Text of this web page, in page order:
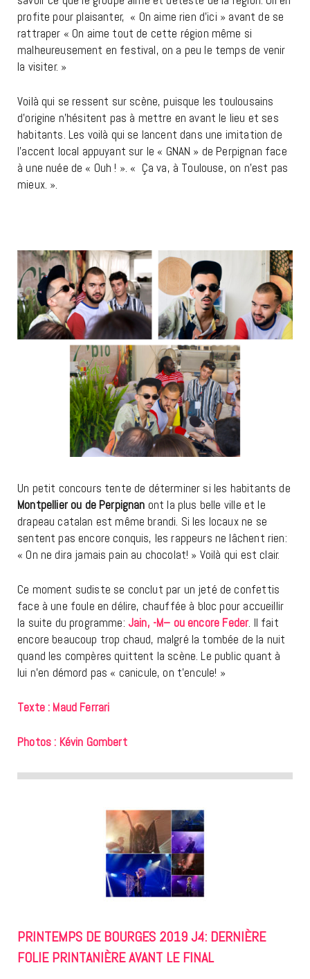
profite pour plaisanter, « On aime rien d’ici » avant de se
rattraper « On aime tout de cette région même si
malheureusement en festival, on a peu le temps de venir
la visiter. »
Voilà qui se ressent sur scène, puisque les toulousains
d’origine n’hésitent pas à mettre en avant le lieu et ses
habitants. Les voilà qui se lancent dans une imitation de
l’accent local appuyant sur le « GNAN » de Perpignan face
à une nuée de « Ouh ! ». « Ça va, à Toulouse, on n’est pas
mieux. ».
Un petit concours tente de déterminer si les habitants de
Montpellier ou de Perpignan ont la plus belle ville et le
drapeau catalan est même brandi. Si les locaux ne se
sentent pas encore conquis, les rappeurs ne lâchent rien:
« On ne dira jamais pain au chocolat! » Voilà qui est clair.
Ce moment sudiste se conclut par un jeté de confettis
face à une foule en délire, chauffée à bloc pour accueillir
la suite du programme: Jain, -M– ou encore Feder. Il fait
encore beaucoup trop chaud, malgré la tombée de la nuit
quand les compères quittent la scène. Le public quant à
lui n’en démord pas « canicule, on t’encule! »
Texte : Maud Ferrari
Photos : Kévin Gombert
PRINTEMPS DE BOURGES 2019 J4: DERNIÈRE
FOLIE PRINTANIÈRE AVANT LE FINAL